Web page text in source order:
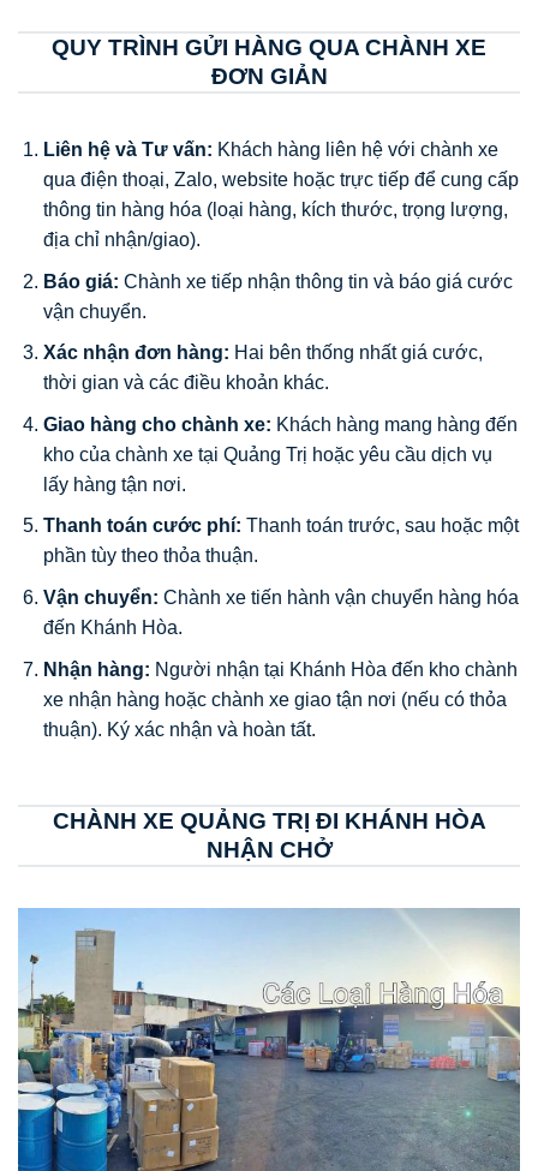
QUY TRÌNH GỬI HÀNG QUA CHÀNH XE
ĐƠN GIẢN
Liên hệ và Tư vấn: Khách hàng liên hệ với chành xe
qua điện thoại, Zalo, website hoặc trực tiếp để cung cấp
thông tin hàng hóa (loại hàng, kích thước, trọng lượng,
địa chỉ nhận/giao).
Báo giá: Chành xe tiếp nhận thông tin và báo giá cước
vận chuyển.
Xác nhận đơn hàng: Hai bên thống nhất giá cước,
thời gian và các điều khoản khác.
Giao hàng cho chành xe: Khách hàng mang hàng đến
kho của chành xe tại Quảng Trị hoặc yêu cầu dịch vụ
lấy hàng tận nơi.
Thanh toán cước phí: Thanh toán trước, sau hoặc một
phần tùy theo thỏa thuận.
Vận chuyển: Chành xe tiến hành vận chuyển hàng hóa
đến Khánh Hòa.
Nhận hàng: Người nhận tại Khánh Hòa đến kho chành
xe nhận hàng hoặc chành xe giao tận nơi (nếu có thỏa
thuận). Ký xác nhận và hoàn tất.
CHÀNH XE QUẢNG TRỊ ĐI KHÁNH HÒA
NHẬN CHỞ